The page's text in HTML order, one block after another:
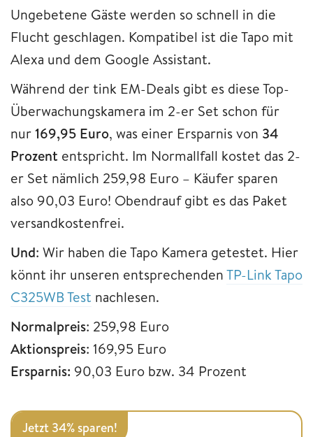
Ungebetene Gäste werden so schnell in die
Flucht geschlagen. Kompatibel ist die Tapo mit
Alexa und dem Google Assistant.
Während der tink EM-Deals gibt es diese Top-
Überwachungskamera im 2-er Set schon für
nur169,95 Euro, was einer Ersparnis von 34
Prozent entspricht. Im Normallfall kostet das 2-
er Set nämlich 259,98 Euro – Käufer sparen
also 90,03 Euro! Obendrauf gibt es das Paket
versandkostenfrei.
Und: Wir haben die Tapo Kamera getestet. Hier
könnt ihr unseren entsprechendenTP-Link Tapo
C325WB Test nachlesen.
Normalpreis: 259,98 Euro
Aktionspreis: 169,95 Euro
Ersparnis: 90,03 Euro bzw. 34 Prozent
Jetzt 34% sparen!